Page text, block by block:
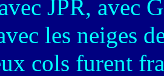
JPR, avec
les neiges
cols furent